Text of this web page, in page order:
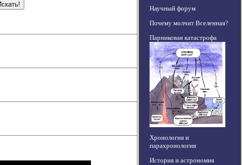
Научный форум
Почему молчит Вселенная?
Парниковая катастрофа
Хронология и
парахронология
История и астрономия